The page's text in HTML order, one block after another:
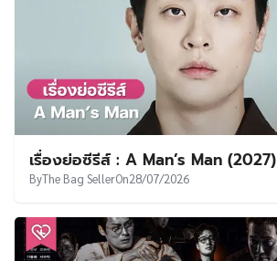
เรื่องย่อซีรีส์ : A Man’s Man (2027)
ByThe Bag SellerOn28/07/2026